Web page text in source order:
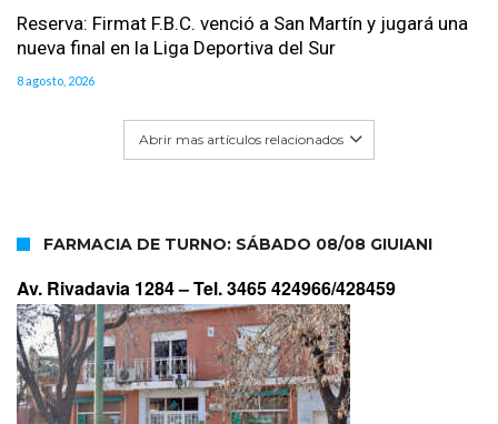
Reserva: Firmat F.B.C. venció a San Martín y jugará una
nueva final en la Liga Deportiva del Sur
8 agosto, 2026
Abrir mas artículos relacionados
FARMACIA DE TURNO: SÁBADO 08/08 GIUIANI
Av. Rivadavia 1284 –Tel. 3465 424966/428459